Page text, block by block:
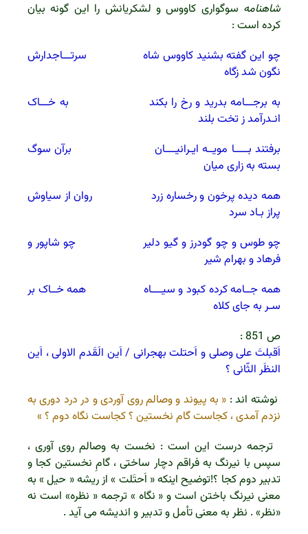
شاهنامه سوگواری کاووس و لشکریانش را این گونه بیان
کرده است :
چو این گفته بشنید کاووس شاه سرتـــاجدارش
نگون شد زگاه
به برجـــامه بدرید و رخ را بکند به خـــاک
انـدرآمد ز تخت بلند
برفتند بـــــا مویــه ایـرانیــــان برآن سوگ
بسته به زاری میان
همه دیده پرخون و رخساره زرد روان از سیاوش
پراز بـاد سرد
چو طوس و چو گودرز و گیو دلیر چو شاپور و
فرهاد و بهرام شیر
همه جــامه کرده کبود و سیــــاه همه خــاک بر
سـر به جای کلاه
ص 851 :
اَقبلتَ علی وصلی و اَحتلت بهجرانی / اَین الَقَدم الاولی ، اَین
النظَر الثّانی ؟
نوشته اند : « به پیوند و وصالم روی آوردی و در درد دوری به
نزدم آمدی ، کجاست گام نخستین ؟ کجاست نگاه دوم ؟ »
ترجمه درست این است : نخست به وصالم روی آوری ،
سپس با نیرنگ به فراقم دچار ساختی ، گامِ نخستین کجا و
تدبیر دوم کجا ؟!توضیح اینکه « اَحتَلت » از ریشه « حیل » به
معنی نیرنگ باختن است و « نگاه » ترجمه « نظره» است نه
«نظر» . نظر به معنی تأمل و تدبیر و اندیشه می آید .